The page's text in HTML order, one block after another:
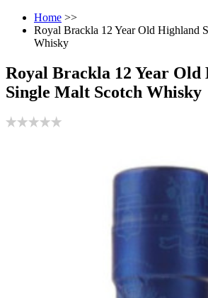
Home >>
Royal Brackla 12 Year Old Highland
Whisky
Royal Brackla 12 Year Old
Single Malt Scotch Whisky